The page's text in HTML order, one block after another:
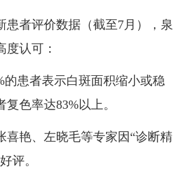
者评价数据（截至7月），泉
认可：
的患者表示白斑面积缩小或稳
色率达83%以上。
喜艳、左晓毛等专家因“诊断精
评。